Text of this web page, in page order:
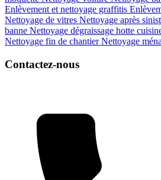
Enlèvement et nettoyage graffitis
Nettoyage de vitres Nettoyage après
banne Nettoyage dégraissage hotte
Nettoyage fin de chantierNettoyage
Contactez-nous